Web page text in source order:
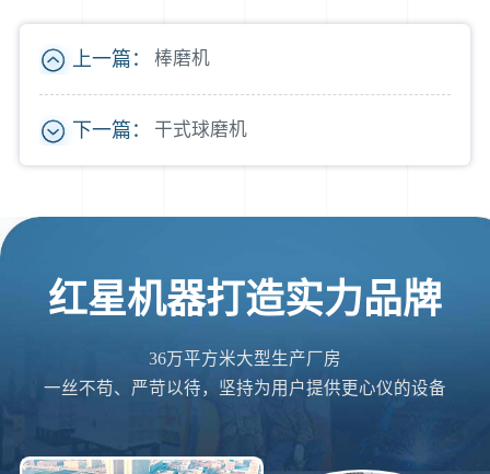
上一篇： 棒磨机
下一篇： 干式球磨机
红星机器打造实力品牌
36万平方米大型生产厂房
一丝不苟、严苛以待，坚持为用户提供更心仪的设备